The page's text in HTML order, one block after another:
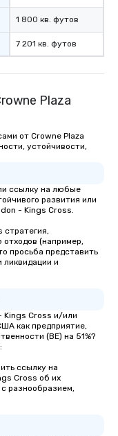
1 800 кв. футов
7 201 кв. футов
Plaza
от Crowne Plaza
устойчивости,
ссылку на любые
развития или
- Kings Cross.
стратегия,
(например,
просьба представить
и
Kings Cross и/или
как предприятие,
(BE) на 51%?
ссылку на
Cross об их
разнообразием,